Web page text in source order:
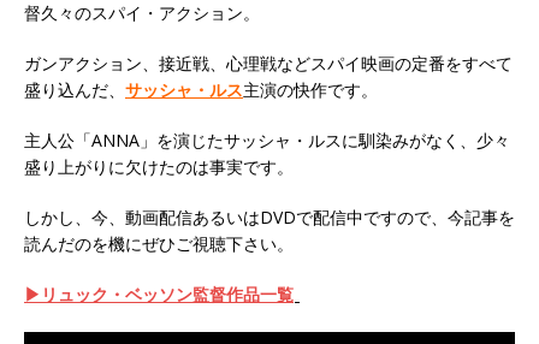
督久々のスパイ・アクション。
ガンアクション、接近戦、心理戦などスパイ映画の定番をすべて
盛り込んだ、 サッシャ・ルス主演の快作です。
主人公「ANNA」を演じたサッシャ・ルスに馴染みがなく、少々
盛り上がりに欠けたのは事実です。
しかし、今、動画配信あるいはDVDで配信中ですので、今記事を
読んだのを機にぜひご視聴下さい。
▶ リュック・ベッソン監督作品一覧